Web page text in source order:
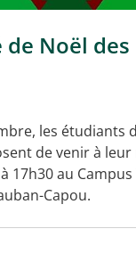
Noël des
les étudiants
de venir à leur
17h30 au
Capou.